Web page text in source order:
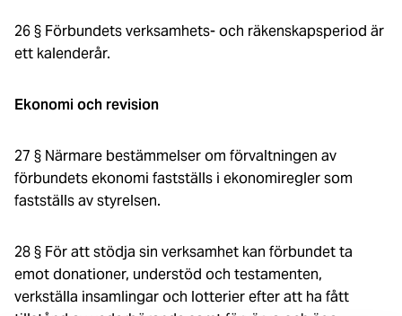
26 § Förbundets verksamhets- och räkenskapsperiod är
ett kalenderår.
Ekonomi och revision
27 § Närmare bestämmelser om förvaltningen av
förbundets ekonomi fastställs i ekonomiregler som
fastställs av styrelsen.
28 § För att stödja sin verksamhet kan förbundet ta
emot donationer, understöd och testamenten,
verkställa insamlingar och lotterier efter att ha fått